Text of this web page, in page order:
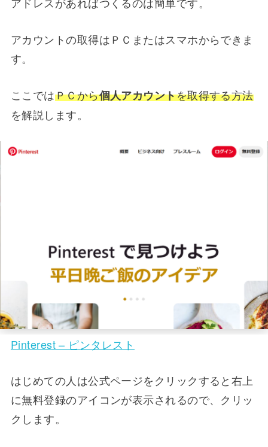
アカウントの取得はＰＣまたはスマホからできま
す。
ここではＰＣから個人アカウントを取得する方法
を解説します。
Pinterest – ピンタレスト
はじめての人は公式ページをクリックすると右上
に無料登録のアイコンが表示されるので、クリッ
クします。